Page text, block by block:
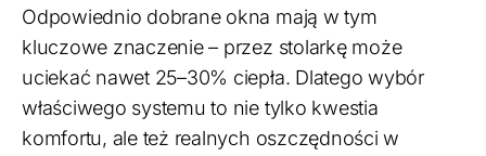
Odpowiednio dobrane okna mają w tym
kluczowe znaczenie – przez stolarkę może
uciekać nawet 25–30% ciepła. Dlatego wybór
właściwego systemu to nie tylko kwestia
komfortu, ale też realnych oszczędności w